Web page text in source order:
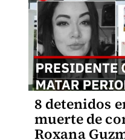
8 detenidos
muerte de
Roxana